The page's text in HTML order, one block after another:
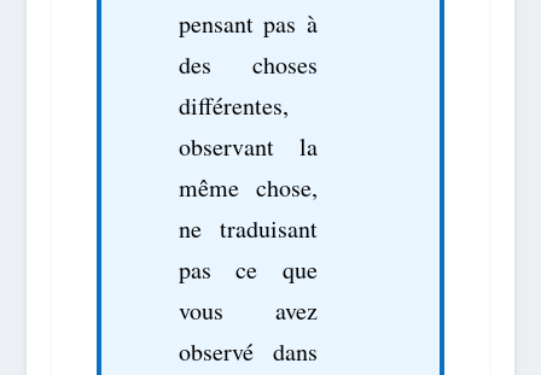
pensant pas à
des choses
différentes,
observant la
même chose,
ne traduisant
pas ce que
vous avez
observé dans